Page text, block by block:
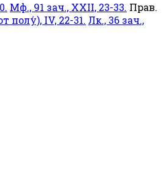
Мф., 91 зач., XXII, 23-33. Прав.
полу́), IV, 22-31. Лк., 36 зач.,